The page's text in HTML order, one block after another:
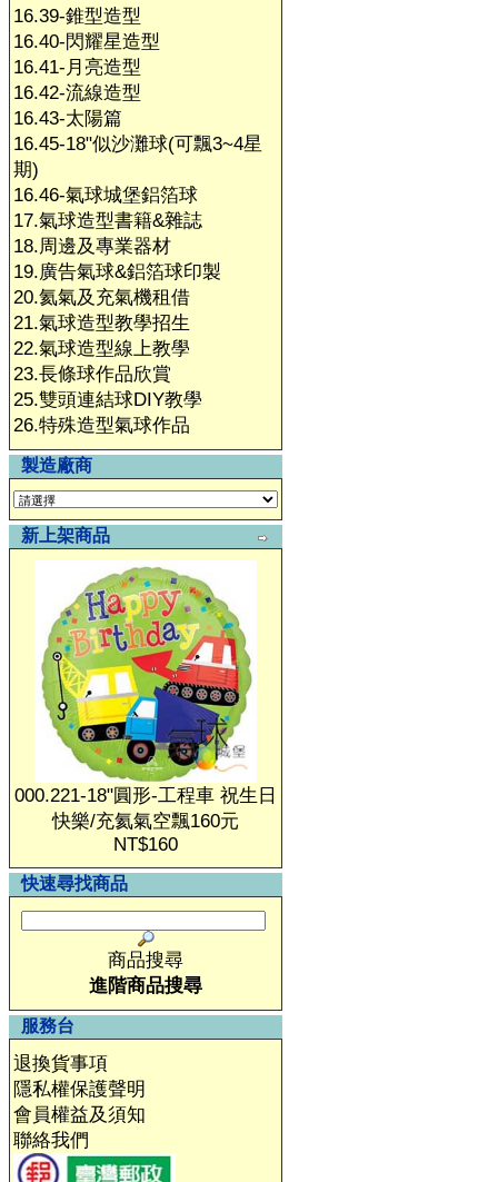
16.39-錐型造型
16.40-閃耀星造型
16.41-月亮造型
16.42-流線造型
16.43-太陽篇
16.45-18"似沙灘球(可飄3~4星
期)
16.46-氣球城堡鋁箔球
17.氣球造型書籍&雜誌
18.周邊及專業器材
19.廣告氣球&鋁箔球印製
20.氦氣及充氣機租借
21.氣球造型教學招生
22.氣球造型線上教學
23.長條球作品欣賞
25.雙頭連結球DIY教學
26.特殊造型氣球作品
製造廠商
新上架商品
000.221-18"圓形-工程車 祝生日
快樂/充氦氣空飄160元
NT$160
快速尋找商品
商品搜尋
進階商品搜尋
服務台
退換貨事項
隱私權保護聲明
會員權益及須知
聯絡我們